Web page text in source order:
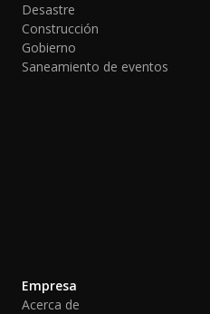
Desastre
Construcción
Gobierno
Saneamiento de eventos
Empresa
Acerca de